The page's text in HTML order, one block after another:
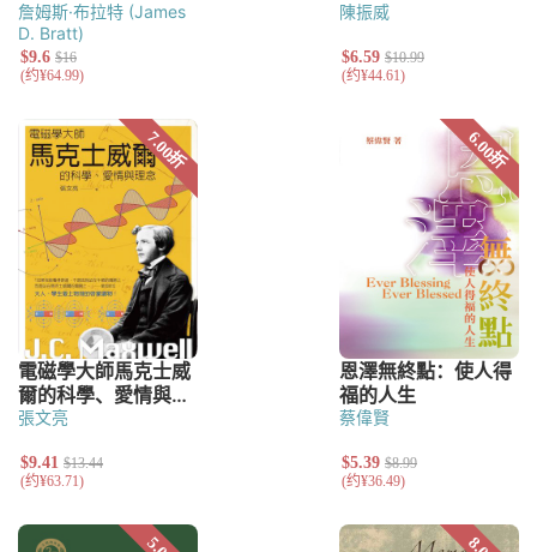
詹姆斯·布拉特 (James
D. Bratt)
陳振威
張文亮 蔡偉賢